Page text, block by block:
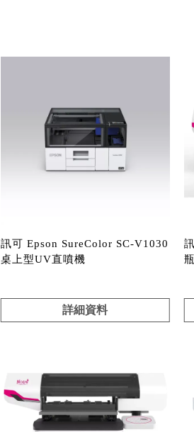
訊可 Epson SureColor SC-V1030
桌上型UV直噴機
詳細資料